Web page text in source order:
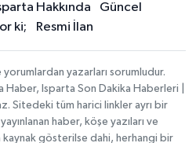
Hakkında
Güncel
ki;
Resmi İlan
yazarları sorumludur.
Haber, Isparta Son Dakika Haberleri |
Sitedeki tüm harici linkler ayrı bir
haber, köşe yazıları ve
kaynak gösterilse dahi, herhangi bir